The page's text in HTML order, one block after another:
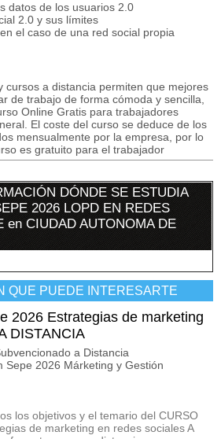
datos de los usuarios 2.0
2.0 y sus límites
el caso de una red social propia
cursos a distancia permiten que mejores
de trabajo de forma cómoda y sencilla,
Online Gratis para trabajadores
El coste del curso se deduce de los
mensualmente por la empresa, por lo
es gratuito para el trabajador
DÓNDE SE ESTUDIA
2026 LOPD EN REDES
en CIUDAD AUTONOMA DE
QUE PUEDE INTERESARTE
2026 Estrategias de marketing
DISTANCIA
a Distancia
Sepe 2026 Márketing y Gestión
los objetivos y el temario del CURSO
de marketing en redes sociales A